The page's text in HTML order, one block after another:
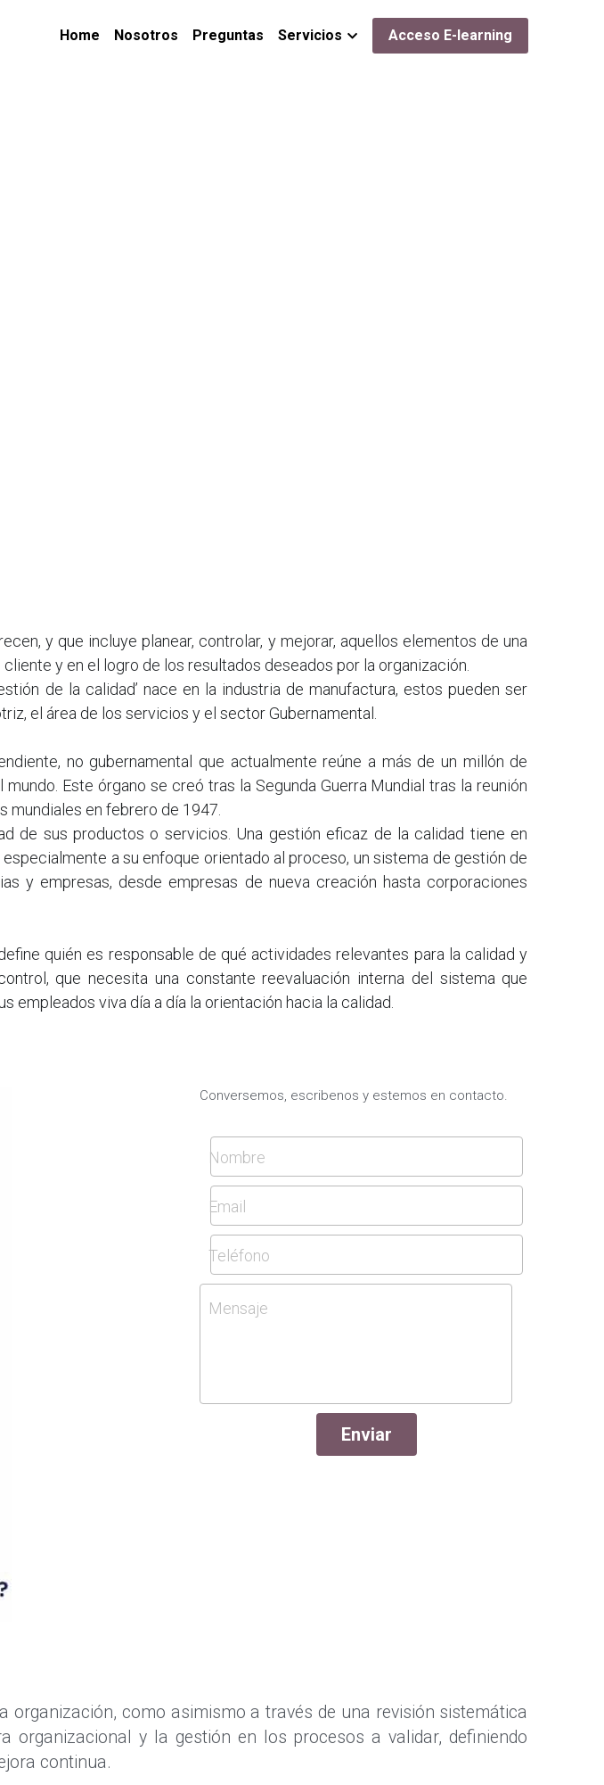
Home Nosotros Preguntas Servicios Acceso E-learning
y que incluye planear, controlar, y mejorar, aquellos elementos de una
y en el logro de los resultados deseados por la organización.
de la calidad’ nace en la industria de manufactura, estos pueden ser
el área de los servicios y el sector Gubernamental.
no gubernamental que actualmente reúne a más de un millón de
Este órgano se creó tras la Segunda Guerra Mundial tras la reunión
mundiales en febrero de 1947.
de sus productos o servicios. Una gestión eficaz de la calidad tiene en
a su enfoque orientado al proceso, un sistema de gestión de
y empresas, desde empresas de nueva creación hasta corporaciones
quién es responsable de qué actividades relevantes para la calidad y
que necesita una constante reevaluación interna del sistema que
empleados viva día a día la orientación hacia la calidad.
Conversemos, escribenos y estemos en contacto.
Nombre
Email
Teléfono
Mensaje
Enviar
como asimismo a través de una revisión sistemática
y la gestión en los procesos a validar, definiendo
continua.